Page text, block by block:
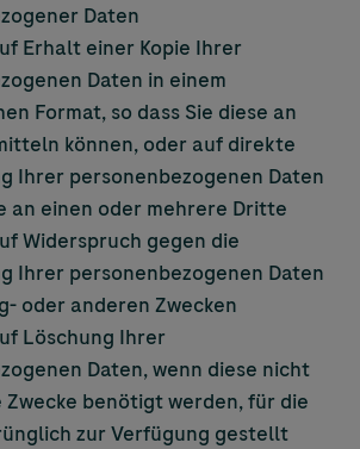
Daten
Erhalt einer Kopie Ihrer
Daten in einem
Format, so dass Sie diese an
können, oder auf direkte
Ihrer personenbezogenen Daten
an einen oder mehrere Dritte
Widerspruch gegen die
Ihrer personenbezogenen Daten
oder anderen Zwecken
Löschung Ihrer
Daten, wenn diese nicht
Zwecke benötigt werden, für die
zur Verfügung gestellt